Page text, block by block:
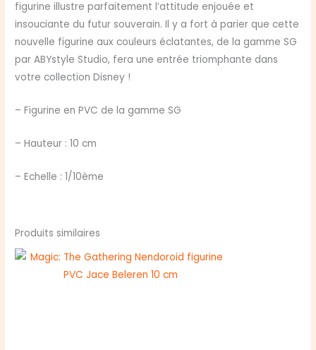
figurine illustre parfaitement l’attitude enjouée et
insouciante du futur souverain. Il y a fort à parier que cette
nouvelle figurine aux couleurs éclatantes, de la gamme SG
par ABYstyle Studio, fera une entrée triomphante dans
votre collection Disney !
– Figurine en PVC de la gamme SG
– Hauteur : 10 cm
– Echelle : 1/10ème
Produits similaires